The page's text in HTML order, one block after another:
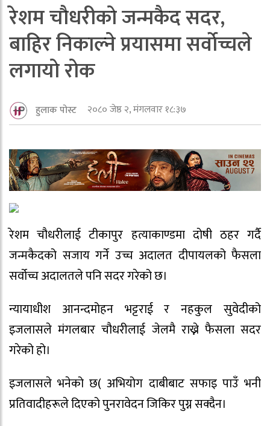
रेशम चाैधरीकाे जन्मकैद सदर,
बाहिर निकाल्ने प्रयासमा सर्वाेच्चले
लगायाे राेक
हुलाक पोस्ट २०८० जेष्ठ २, मंगलवार १८:३७
रेशम चौधरीलाई टीकापुर हत्याकाण्डमा दोषी ठहर गर्दै
जन्मकैदको सजाय गर्ने उच्च अदालत दीपायलको फैसला
सर्वोच्च अदालतले पनि सदर गरेको छ।
न्यायाधीश आनन्दमोहन भट्टराई र नहकुल सुवेदीको
इजलासले मंगलबार चौधरीलाई जेलमै राख्ने फैसला सदर
गरेको हो।
इजलासले भनेको छ( अभियोग दाबीबाट सफाइ पाउँ भनी
प्रतिवादीहरूले दिएको पुनरावेदन जिकिर पुग्न सक्दैन।